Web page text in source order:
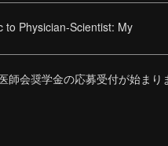
to Physician-Scientist: My
師会奨学金の応募受付が始まり